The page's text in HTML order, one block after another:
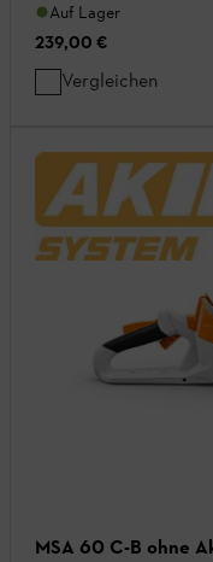
Auf Lager
239,00 €
Vergleichen
MSA 60 C-B ohne